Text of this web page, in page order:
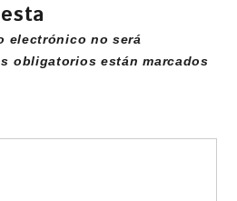
electrónico no será
obligatorios están marcados